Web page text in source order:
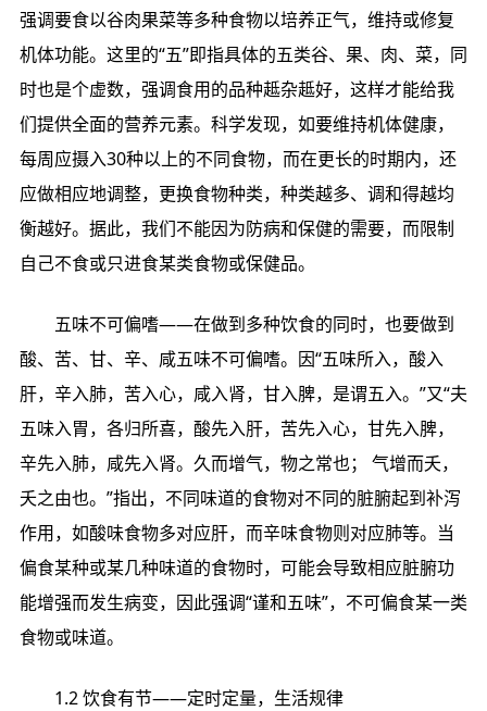
强调要食以谷肉果菜等多种食物以培养正气，维持或修复
机体功能。这里的“五”即指具体的五类谷、果、肉、菜，同
时也是个虚数，强调食用的品种趆杂趆好，这样才能给我
们提供全面的营养元素。科学发现，如要维持机体健康，
每周应摄入30种以上的不同食物，而在更长的时期内，还
应做相应地调整，更换食物种类，种类越多、调和得越均
衡越好。据此，我们不能因为防病和保健的需要，而限制
自己不食或只进食某类食物或保健品。
五味不可偏嗜——在做到多种饮食的同时，也要做到
酸、苦、甘、辛、咸五味不可偏嗜。因“五味所入，酸入
肝，辛入肺，苦入心，咸入肾，甘入脾，是谓五入。”又“夫
五味入胃，各归所喜，酸先入肝，苦先入心，甘先入脾，
辛先入肺，咸先入肾。久而增气，物之常也； 气增而夭，
夭之由也。”指出，不同味道的食物对不同的脏腑起到补泻
作用，如酸味食物多对应肝，而辛味食物则对应肺等。当
偏食某种或某几种味道的食物时，可能会导致相应脏腑功
能增强而发生病变，因此强调“谨和五味”，不可偏食某一类
食物或味道。
1.2 饮食有节——定时定量，生活规律